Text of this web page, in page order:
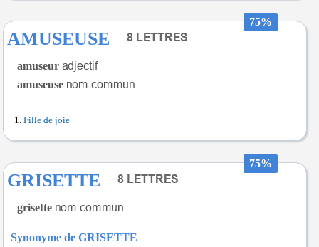
75%
AMUSEUSE
amuseur
amuseuse
Fille de joie
75%
GRISETTE
grisette
Synonyme de GRISETTE